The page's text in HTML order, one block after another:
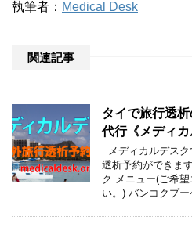
執筆者： Medical Desk
関連記事
タイで旅行透
代行《メディカ
メディカルデス
透析予約ができま
ク メニュー(ご希
い。) バンコクプ